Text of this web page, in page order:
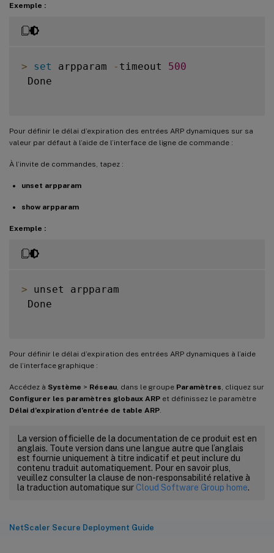
Exemple :
> set arpparam - timeout 500
Done
Pour définir le délai d’expiration des entrées ARP dynamiques sur sa
valeur par défaut à l’aide de l’interface de ligne de commande :
À l’invite de commandes, tapez :
unset arpparam
show arpparam
Exemple :
> unset arpparam
Done
Pour définir le délai d’expiration des entrées ARP dynamiques à l’aide
de l’interface graphique :
Accédez à Système > Réseau , dans le groupe Paramètres , cliquez sur
Configurer les paramètres globaux ARP et définissez le paramètre
Délai d’expiration d’entrée de table ARP
La version officielle de la documentation de ce produit est en
anglais. Toute version dans une langue autre que l’anglais
est fournie uniquement à titre indicatif et peut inclure du
contenu traduit automatiquement. Pour en savoir plus,
veuillez consulter la clause de non-responsabilité relative à
la traduction automatique sur Cloud Software Group home.
NetScaler Secure Deployment Guide